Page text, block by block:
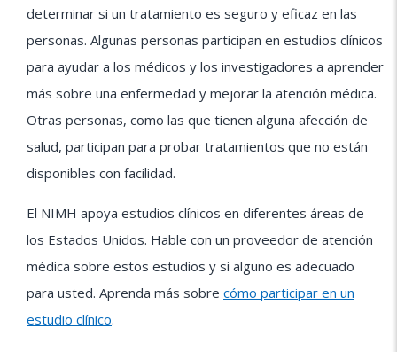
determinar si un tratamiento es seguro y eficaz en las
personas. Algunas personas participan en estudios clínicos
para ayudar a los médicos y los investigadores a aprender
más sobre una enfermedad y mejorar la atención médica.
Otras personas, como las que tienen alguna afección de
salud, participan para probar tratamientos que no están
disponibles con facilidad.
El NIMH apoya estudios clínicos en diferentes áreas de
los Estados Unidos. Hable con un proveedor de atención
médica sobre estos estudios y si alguno es adecuado
para usted. Aprenda más sobre cómo participar en un
estudio clínico.